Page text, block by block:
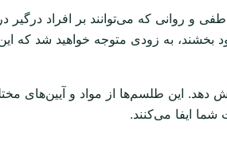
و روانی که می‌توانند بر افراد درگیر
به زودی متوجه خواهید شد که
این طلسم‌ها از مواد و آیین‌های
ایفا می‌کنند.